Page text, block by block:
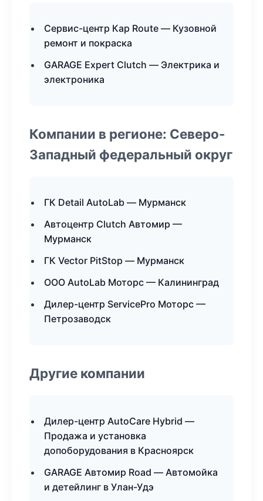
Сервис-центр Кар Route — Кузовной
ремонт и покраска
GARAGE Expert Clutch — Электрика и
электроника
Компании в регионе: Северо-
Западный федеральный округ
ГК Detail AutoLab — Мурманск
Автоцентр Clutch Автомир —
Мурманск
ГК Vector PitStop — Мурманск
ООО AutoLab Моторс — Калининград
Дилер-центр ServicePro Моторс —
Петрозаводск
Другие компании
Дилер-центр AutoCare Hybrid —
Продажа и установка
допоборудования в Красноярск
GARAGE Автомир Road — Автомойка
и детейлинг в Улан-Удэ